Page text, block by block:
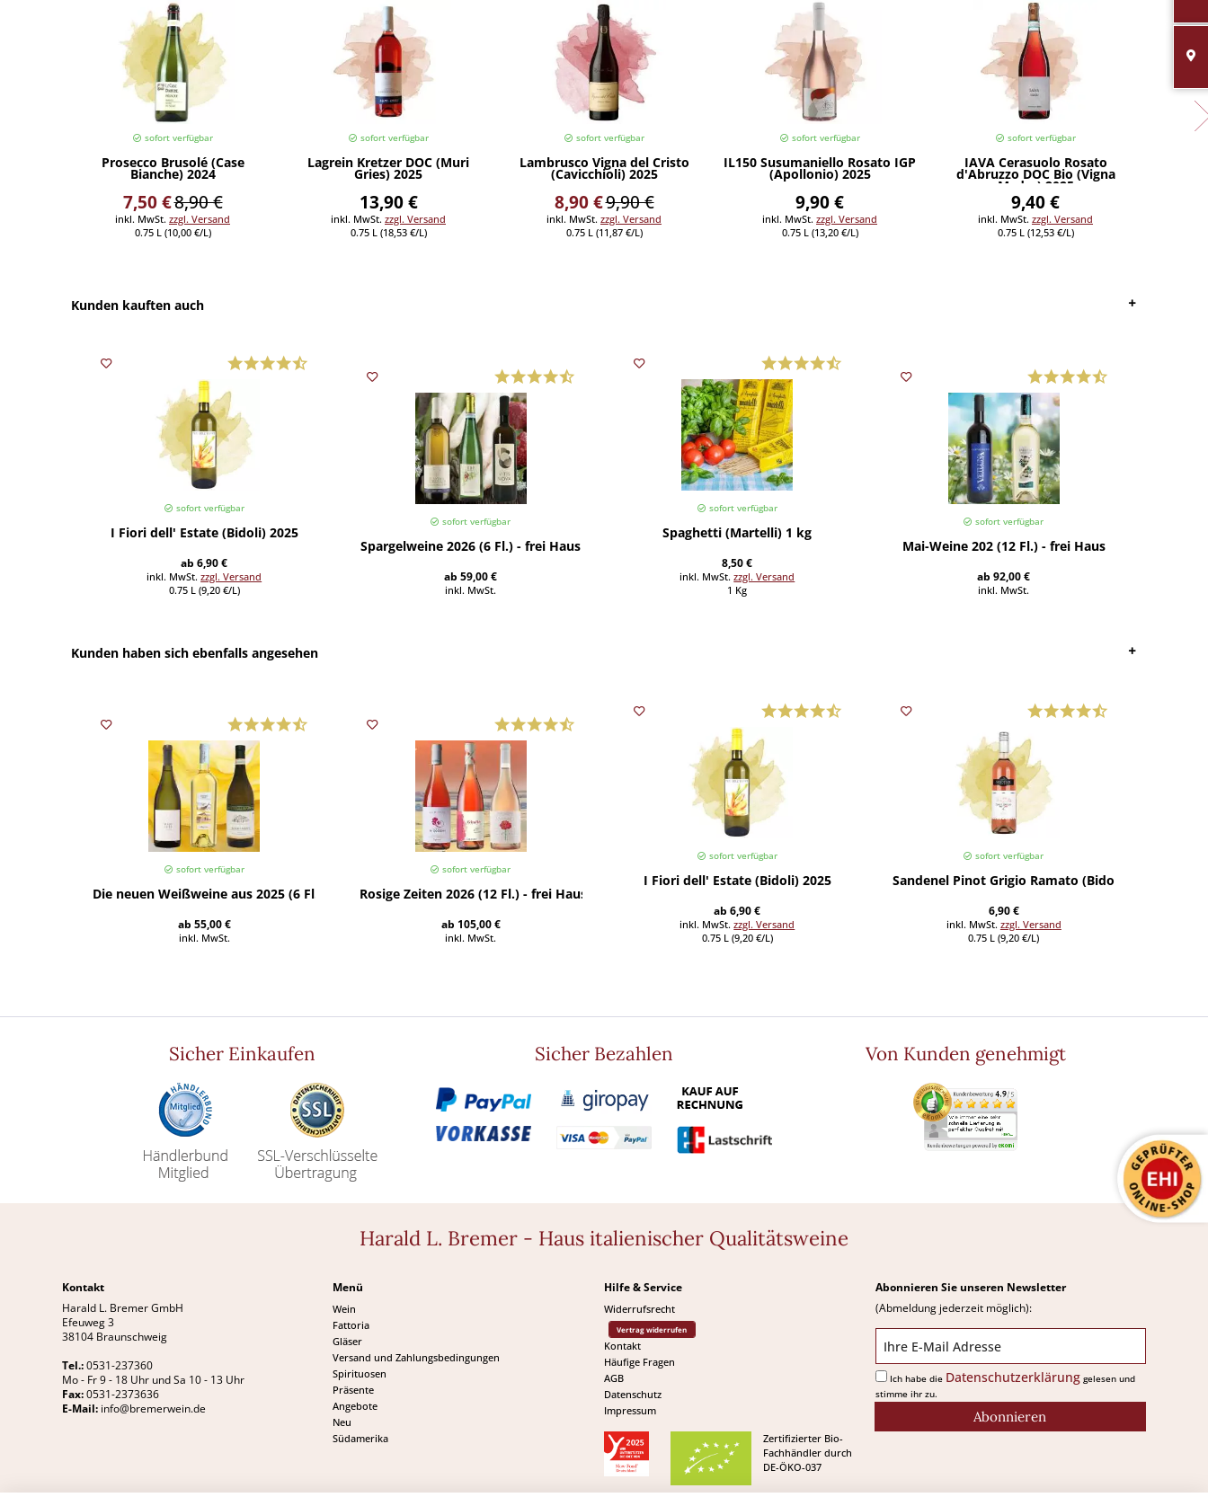
sofort verfügbar
Prosecco Brusolé (Case
Bianche) 2024
7,50 €8,90 €
inkl. MwSt. zzgl. Versand
0.75 L (10,00 €/L)
sofort verfügbar
Lagrein Kretzer DOC (Muri
Gries) 2025
13,90 €
inkl. MwSt. zzgl. Versand
0.75 L (18,53 €/L)
sofort verfügbar
Lambrusco Vigna del Cristo
(Cavicchioli) 2025
8,90 €9,90 €
inkl. MwSt. zzgl. Versand
0.75 L (11,87 €/L)
sofort verfügbar
IL150 Susumaniello Rosato IGP
(Apollonio) 2025
9,90 €
inkl. MwSt. zzgl. Versand
0.75 L (13,20 €/L)
sofort verfügbar
IAVA Cerasuolo Rosato
d'Abruzzo DOC Bio (Vigna
Madre) 2025
9,40 €
inkl. MwSt. zzgl. Versand
0.75 L (12,53 €/L)
Kunden kauften auch
sofort verfügbar
I Fiori dell' Estate (Bidoli) 2025
ab 6,90 €
inkl. MwSt.zzgl. Versand
0.75 L (9,20 €/L)
sofort verfügbar
Spargelweine 2026 (6 Fl.) - frei Haus
ab 59,00 €
inkl. MwSt.
sofort verfügbar
Spaghetti (Martelli) 1 kg
8,50 €
inkl. MwSt.zzgl. Versand
1 Kg
sofort verfügbar
Mai-Weine 202 (12 Fl.) - frei Haus
ab 92,00 €
inkl. MwSt.
Kunden haben sich ebenfalls angesehen
sofort verfügbar
Die neuen Weißweine aus 2025 (6 Fl.) - frei Haus
ab 55,00 €
inkl. MwSt.
sofort verfügbar
Rosige Zeiten 2026 (12 Fl.) - frei Haus
ab 105,00 €
inkl. MwSt.
sofort verfügbar
I Fiori dell' Estate (Bidoli) 2025
ab 6,90 €
inkl. MwSt.zzgl. Versand
0.75 L (9,20 €/L)
sofort verfügbar
Sandenel Pinot Grigio Ramato (Bidoli) 2025
6,90 €
inkl. MwSt. zzgl. Versand
0.75 L (9,20 €/L)
Sicher Einkaufen Sicher Bezahlen Von Kunden genehmigt
Harald L. Bremer - Haus italienischer Qualitätsweine
Kontakt
Harald L. Bremer GmbH
Efeuweg 3
38104 Braunschweig
Tel.:0531-237360
Mo - Fr 9 - 18 Uhr und Sa 10 - 13 Uhr
Fax:0531-2373636
E-Mail: info@bremerwein.de
Menü
Wein
Fattoria
Gläser
Versand und Zahlungsbedingungen
Spirituosen
Präsente
Angebote
Neu
Südamerika
Hilfe & Service
Widerrufsrecht
Vertrag widerrufen
Kontakt
Häufige Fragen
AGB
Datenschutz
Impressum
Zertifizierter Bio-
Fachhändler durch
DE-ÖKO-037
Abonnieren Sie unseren Newsletter
(Abmeldung jederzeit möglich):
Ich habe die Datenschutzerklärunggelesen und
stimme ihr zu.
Abonnieren